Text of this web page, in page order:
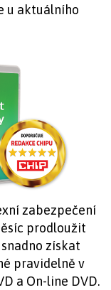
u aktuálního
zabezpečení
prodloužit
získat
pravidelně v
a On-line DVD.